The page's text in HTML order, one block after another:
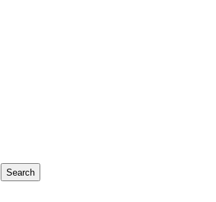
Search